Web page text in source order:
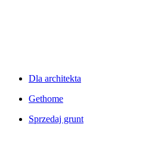
Dla architekta
Gethome
Sprzedaj grunt